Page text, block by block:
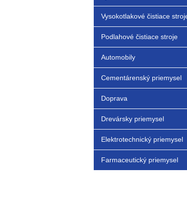
Vysokotlakové čistiace
Podlahové čistiace stroje
Automobily
Cementárenský priemysel
Doprava
Drevársky priemysel
Elektrotechnický priemysel
Farmaceutický priemysel